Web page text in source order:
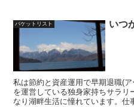
バケットリスト いつ
私は節約と資産運用で早期退職(
を運営している独身家持ちサラ
なり湖畔生活に憧れています。仕